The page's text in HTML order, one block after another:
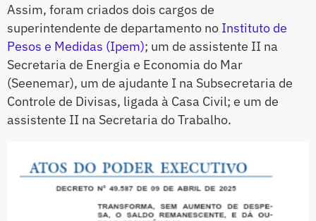
Assim, foram criados dois cargos de
superintendente de departamento no Instituto de
Pesos e Medidas (Ipem); um de assistente II na
Secretaria de Energia e Economia do Mar
(Seenemar), um de ajudante I na Subsecretaria de
Controle de Divisas, ligada à Casa Civil; e um de
assistente II na Secretaria do Trabalho.